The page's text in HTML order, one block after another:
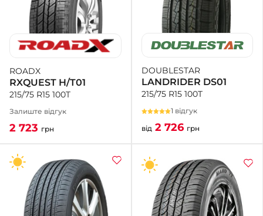
+38 (098) 911-911-4
- на Калиновій
+38 (077) 7-184-184
- Донецьке шосе
+38 (050)-911-911-2
- Щепкіна
+38 (099)-643-33-77
- Тополь
+38 (068)-923-74-19
- Калинова
ROADX
RXQUEST H/T01
215/75 R15 100T
Залиште відгук
2 723 грн
DOUBLESTAR
LANDRIDER DS01
215/75 R15 100T
1 відгук
від 2 726 грн